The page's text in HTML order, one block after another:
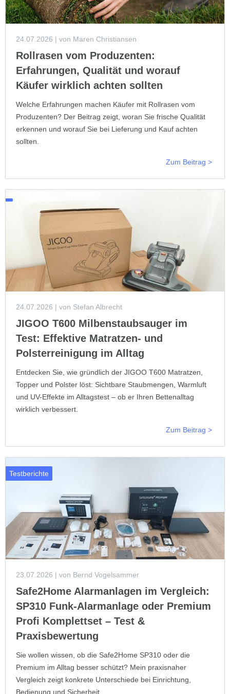
24.07.2026 | von Maren Christiansen
Rollrasen vom Produzenten:
Erfahrungen, Qualität und worauf
Käufer wirklich achten sollten
Welche Erfahrungen machen Käufer mit Rollrasen vom
Produzenten? Der Beitrag zeigt, woran Sie frische Qualität
erkennen und worauf Sie bei Lieferung und Kauf achten
sollten.
Zum Beitrag >
24.07.2026 | von Stefan Albrecht
JIGOO T600 Milbenstaubsauger im
Test: Effektive Matratzen- und
Polsterreinigung im Alltag
Entdecken Sie, wie gründlich der JIGOO T600 Matratzen,
Topper und Polster löst: Sichtbare Staubmengen, Warmluft
und UV-Effekte im Alltagstest – ob er Ihren Bettenalltag
wirklich verbessert.
Zum Beitrag >
Testberichte
23.07.2026 | von Bernd Vogelsammer
Safe2Home Alarmanlagen im Vergleich:
SP310 Funk-Alarmanlage oder Premium
Profi Komplettset – Test &
Praxisbewertung
Sie wollen wissen, ob die Safe2Home SP310 oder die
Premium im Alltag besser schützt? Mein praxisnaher
Vergleich zeigt konkrete Unterschiede bei Einrichtung,
Bedienung und Sicherheit.